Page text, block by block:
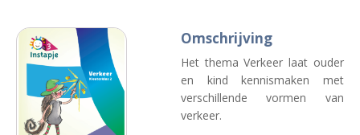
Omschrijving
Het thema Verkeer laat ouder
en kind kennismaken met
verschillende vormen van
verkeer.